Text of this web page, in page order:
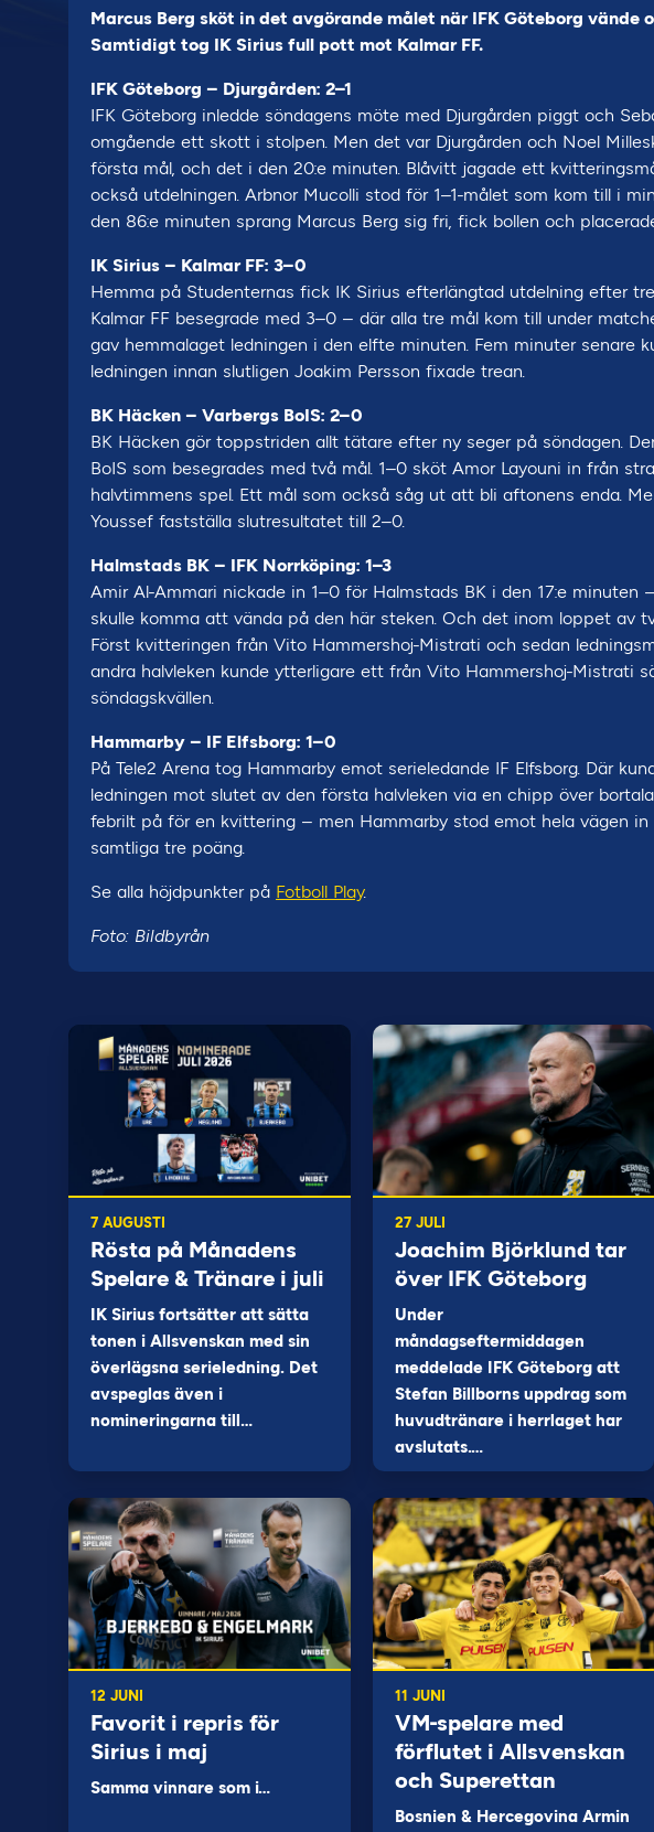
Marcus Berg sköt in det avgörande målet när IFK Göteborg vände
Samtidigt tog IK Sirius full pott mot Kalmar FF.
IFK Göteborg – Djurgården: 2–1
IFK Göteborg inledde söndagens möte med Djurgården piggt och
omgående ett skott i stolpen. Men det var Djurgården och Noel
första mål, och det i den 20:e minuten. Blåvitt jagade ett
också utdelningen. Arbnor Mucolli stod för 1–1-målet som kom till i
den 86:e minuten sprang Marcus Berg sig fri, fick bollen och
IK Sirius – Kalmar FF: 3–0
Hemma på Studenternas fick IK Sirius efterlängtad utdelning efter
Kalmar FF besegrade med 3–0 – där alla tre mål kom till under
gav hemmalaget ledningen i den elfte minuten. Fem minuter senare
ledningen innan slutligen Joakim Persson fixade trean.
BK Häcken – Varbergs BoIS: 2–0
BK Häcken gör toppstriden allt tätare efter ny seger på söndagen.
BoIS som besegrades med två mål. 1–0 sköt Amor Layouni in från
halvtimmens spel. Ett mål som också såg ut att bli aftonens enda.
Youssef fastställa slutresultatet till 2–0.
Halmstads BK – IFK Norrköping: 1–3
Amir Al-Ammari nickade in 1–0 för Halmstads BK i den 17:e minuten
skulle komma att vända på den här steken. Och det inom loppet av
Först kvitteringen från Vito Hammershoj-Mistrati och sedan
andra halvleken kunde ytterligare ett från Vito Hammershoj-Mistrati
söndagskvällen.
Hammarby – IF Elfsborg: 1–0
På Tele2 Arena tog Hammarby emot serieledande IF Elfsborg. Där
ledningen mot slutet av den första halvleken via en chipp över
febrilt på för en kvittering – men Hammarby stod emot hela vägen
samtliga tre poäng.
Se alla höjdpunkter på Fotboll Play.
Foto: Bildbyrån
7 AUGUSTI
Rösta på Månadens
Spelare & Tränare i juli
IK Sirius fortsätter att sätta
tonen i Allsvenskan med sin
överlägsna serieledning. Det
avspeglas även i
nomineringarna till…
27 JULI
Joachim Björklund tar
över IFK Göteborg
Under
måndagseftermiddagen
meddelade IFK Göteborg att
Stefan Billborns uppdrag som
huvudtränare i herrlaget har
avslutats.…
12 JUNI
Favorit i repris för
Sirius i maj
Samma vinnare som i…
11 JUNI
VM-spelare med
förflutet i Allsvenskan
och Superettan
Bosnien & Hercegovina Armin